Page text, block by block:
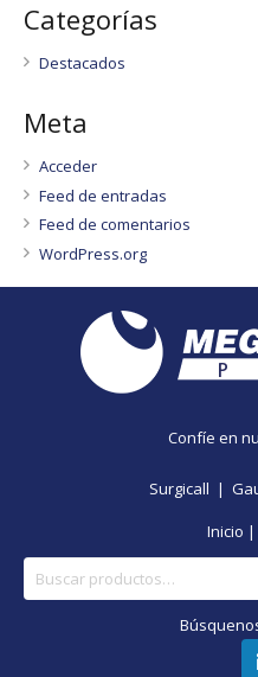
Categorías
Destacados
Meta
Acceder
Feed de entradas
Feed de comentarios
WordPress.org
Confíe en
Surgicall |
Inicio |
por: